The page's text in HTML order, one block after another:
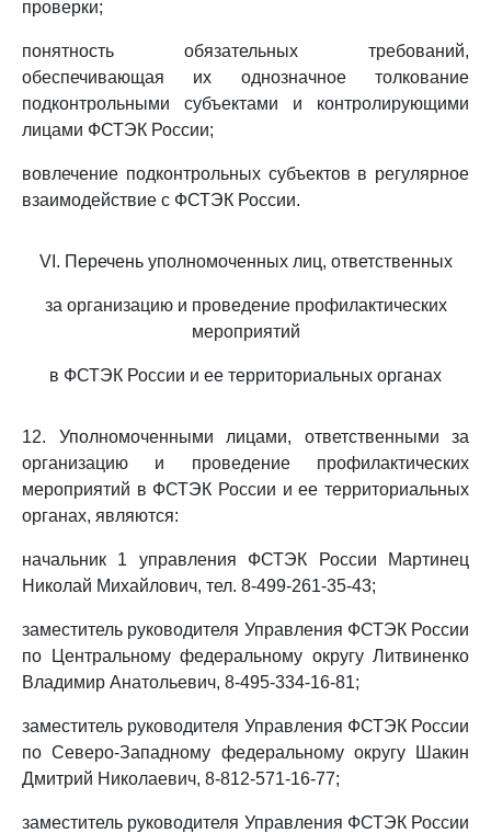
проверки;
понятность обязательных требований,
обеспечивающая их однозначное толкование
подконтрольными субъектами и контролирующими
лицами ФСТЭК России;
вовлечение подконтрольных субъектов в регулярное
взаимодействие с ФСТЭК России.
VI. Перечень уполномоченных лиц, ответственных
за организацию и проведение профилактических
мероприятий
в ФСТЭК России и ее территориальных органах
12. Уполномоченными лицами, ответственными за
организацию и проведение профилактических
мероприятий в ФСТЭК России и ее территориальных
органах, являются:
начальник 1 управления ФСТЭК России Мартинец
Николай Михайлович, тел. 8-499-261-35-43;
заместитель руководителя Управления ФСТЭК России
по Центральному федеральному округу Литвиненко
Владимир Анатольевич, 8-495-334-16-81;
заместитель руководителя Управления ФСТЭК России
по Северо-Западному федеральному округу Шакин
Дмитрий Николаевич, 8-812-571-16-77;
заместитель руководителя Управления ФСТЭК России